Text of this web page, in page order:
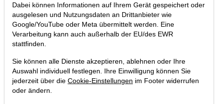
14.10.2024 um 13:48 Uhr | P. Uhlschmied
Dabei können Informationen auf Ihrem Gerät gespeichert oder
ausgelesen und Nutzungsdaten an Drittanbieter wie
Google/YouTube oder Meta übermittelt werden. Eine
Verarbeitung kann auch außerhalb der EU/des EWR
stattfinden.
Sie können alle Dienste akzeptieren, ablehnen oder Ihre
Auswahl individuell festlegen. Ihre Einwilligung können Sie
jederzeit über die Cookie-Einstellungen im Footer widerrufen
oder ändern.